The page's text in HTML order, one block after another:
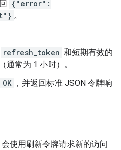
{"error":
。
refresh_token 和短期有效的
（通常为 1 小时）。
，并返回标准 JSON 令牌响
使用刷新令牌请求新的访问